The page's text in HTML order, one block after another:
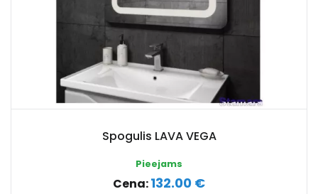
Spogulis LAVA VEGA
Pieejams
Cena:132.00 €